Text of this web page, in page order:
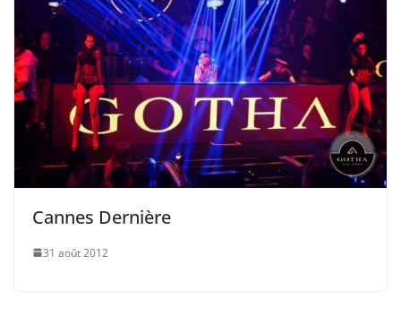
Cannes Dernière
31 août 2012